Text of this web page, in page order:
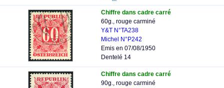
Chiffre dans cadre carré
60g., rouge carminé
Y&T N°TA238
Michel N°P242
Emis en 07/08/1950
Dentelé 14
Chiffre dans cadre carré
90g., rouge carminé